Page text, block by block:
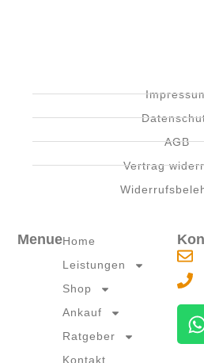
AGB
Vertrag
MenueHome
Leistungen
Shop
Ankauf
Ratgeber
Kontakt
W